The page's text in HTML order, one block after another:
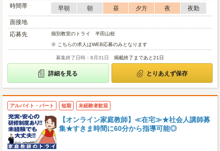
時間帯
早朝 朝 昼 夕方 夜
夜勤
面接地
応募先
個別教室のトライ 半田山校
※ こちらの求人はWEB応募のみとなります
募集終了日時：8月31日 掲載終了まであと21日
詳細を見る とりあえず保存
アルバイト・パート 短期 未経験者歓迎
【オンライン家庭教師】≪在宅≫★社会人講師募
集★すきま時間に60分から指導可能◎